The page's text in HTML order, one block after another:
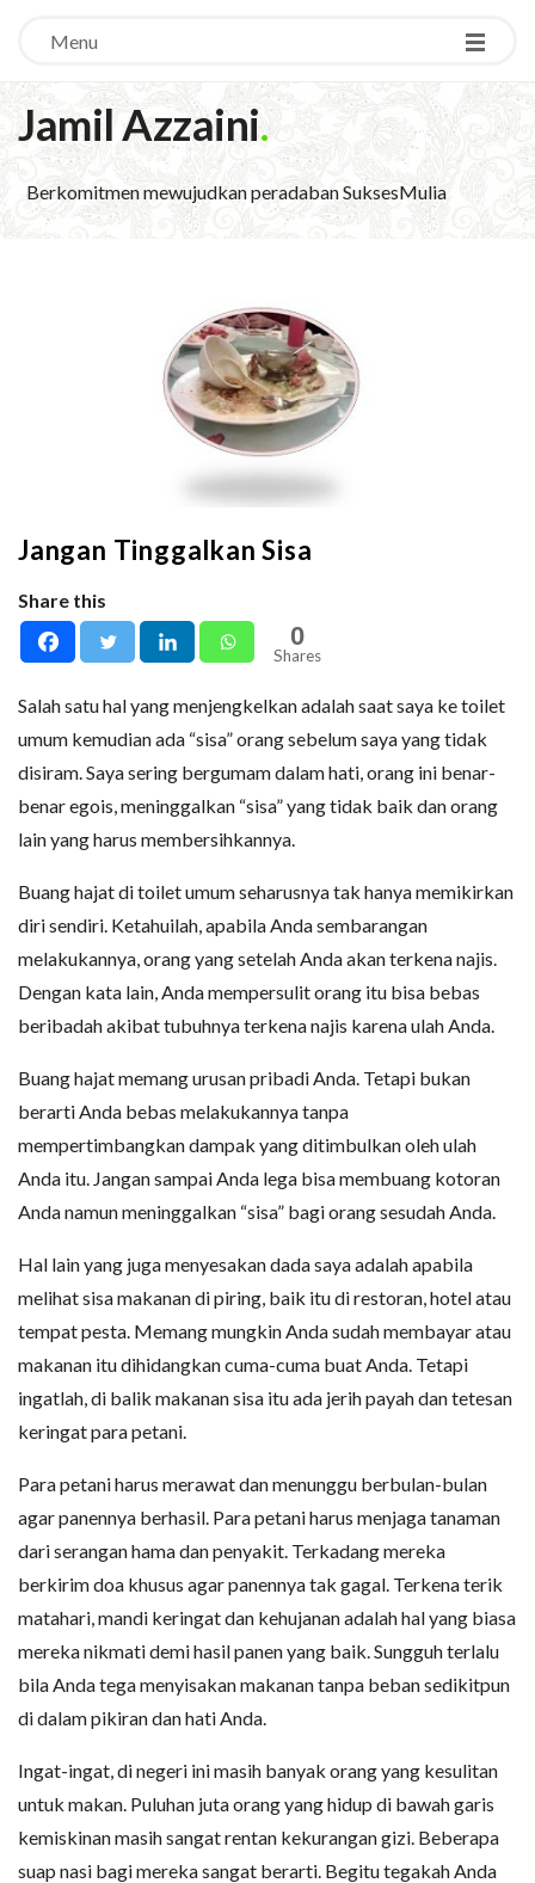
Menu
Jamil Azzaini.
Berkomitmen mewujudkan peradaban SuksesMulia
Jangan Tinggalkan Sisa
Share this
0
Shares
Salah satu hal yang menjengkelkan adalah saat saya ke toilet
umum kemudian ada “sisa” orang sebelum saya yang tidak
disiram. Saya sering bergumam dalam hati, orang ini benar-
benar egois, meninggalkan “sisa” yang tidak baik dan orang
lain yang harus membersihkannya.
Buang hajat di toilet umum seharusnya tak hanya memikirkan
diri sendiri. Ketahuilah, apabila Anda sembarangan
melakukannya, orang yang setelah Anda akan terkena najis.
Dengan kata lain, Anda mempersulit orang itu bisa bebas
beribadah akibat tubuhnya terkena najis karena ulah Anda.
Buang hajat memang urusan pribadi Anda. Tetapi bukan
berarti Anda bebas melakukannya tanpa
mempertimbangkan dampak yang ditimbulkan oleh ulah
Anda itu. Jangan sampai Anda lega bisa membuang kotoran
Anda namun meninggalkan “sisa” bagi orang sesudah Anda.
Hal lain yang juga menyesakan dada saya adalah apabila
melihat sisa makanan di piring, baik itu di restoran, hotel atau
tempat pesta. Memang mungkin Anda sudah membayar atau
makanan itu dihidangkan cuma-cuma buat Anda. Tetapi
ingatlah, di balik makanan sisa itu ada jerih payah dan tetesan
keringat para petani.
Para petani harus merawat dan menunggu berbulan-bulan
agar panennya berhasil. Para petani harus menjaga tanaman
dari serangan hama dan penyakit. Terkadang mereka
berkirim doa khusus agar panennya tak gagal. Terkena terik
matahari, mandi keringat dan kehujanan adalah hal yang biasa
mereka nikmati demi hasil panen yang baik. Sungguh terlalu
bila Anda tega menyisakan makanan tanpa beban sedikitpun
di dalam pikiran dan hati Anda.
Ingat-ingat, di negeri ini masih banyak orang yang kesulitan
untuk makan. Puluhan juta orang yang hidup di bawah garis
kemiskinan masih sangat rentan kekurangan gizi. Beberapa
suap nasi bagi mereka sangat berarti. Begitu tegakah Anda